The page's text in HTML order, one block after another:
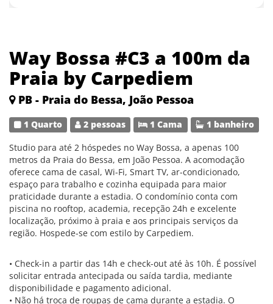
Way Bossa #C3 a 100m da
Praia by Carpediem
PB - Praia do Bessa, João Pessoa
1 Quarto 2 pessoas 1 Cama 1 banheiro
Studio para até 2 hóspedes no Way Bossa, a apenas 100
metros da Praia do Bessa, em João Pessoa. A acomodação
oferece cama de casal, Wi-Fi, Smart TV, ar-condicionado,
espaço para trabalho e cozinha equipada para maior
praticidade durante a estadia. O condomínio conta com
piscina no rooftop, academia, recepção 24h e excelente
localização, próximo à praia e aos principais serviços da
região. Hospede-se com estilo by Carpediem.
• Check-in a partir das 14h e check-out até às 10h. É possível
solicitar entrada antecipada ou saída tardia, mediante
disponibilidade e pagamento adicional.
• Não há troca de roupas de cama durante a estadia. O